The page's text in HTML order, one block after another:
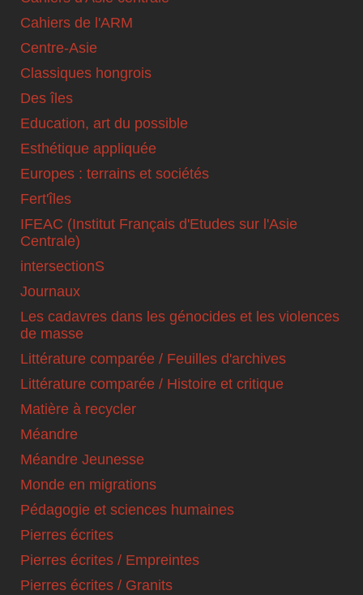
Cahiers de l'ARM
Centre-Asie
Classiques hongrois
Des îles
Education, art du possible
Esthétique appliquée
Europes : terrains et sociétés
Fert'îles
IFEAC (Institut Français d'Etudes sur l'Asie
Centrale)
intersectionS
Journaux
Les cadavres dans les génocides et les violences
de masse
Littérature comparée / Feuilles d'archives
Littérature comparée / Histoire et critique
Matière à recycler
Méandre
Méandre Jeunesse
Monde en migrations
Pédagogie et sciences humaines
Pierres écrites
Pierres écrites / Empreintes
Pierres écrites / Granits